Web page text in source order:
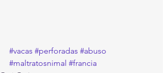
#vacas #perforadas #abuso
#maltratosnimal #francia